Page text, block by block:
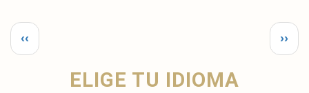
Paginación
Página
‹‹ ››
ELIGE TU IDIOMA